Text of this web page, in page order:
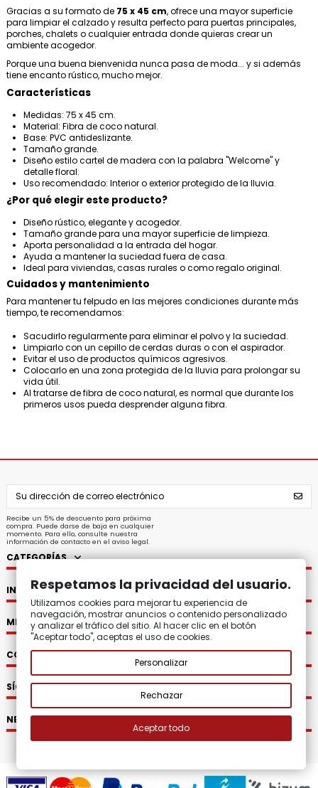
Gracias a su formato de 75 x 45 cm, ofrece una mayor superficie
para limpiar el calzado y resulta perfecto para puertas principales,
porches, chalets o cualquier entrada donde quieras crear un
ambiente acogedor.
Porque una buena bienvenida nunca pasa de moda... y si además
tiene encanto rústico, mucho mejor.
Características
Medidas: 75 x 45 cm.
Material: Fibra de coco natural.
Base: PVC antideslizante.
Tamaño grande.
Diseño estilo cartel de madera con la palabra "Welcome" y
detalle floral.
Uso recomendado: Interior o exterior protegido de la lluvia.
¿Por qué elegir este producto?
Diseño rústico, elegante y acogedor.
Tamaño grande para una mayor superficie de limpieza.
Aporta personalidad a la entrada del hogar.
Ayuda a mantener la suciedad fuera de casa.
Ideal para viviendas, casas rurales o como regalo original.
Cuidados y mantenimiento
Para mantener tu felpudo en las mejores condiciones durante más
tiempo, te recomendamos:
Sacudirlo regularmente para eliminar el polvo y la suciedad.
Limpiarlo con un cepillo de cerdas duras o con el aspirador.
Evitar el uso de productos químicos agresivos.
Colocarlo en una zona protegida de la lluvia para prolongar su
vida útil.
Al tratarse de fibra de coco natural, es normal que durante los
primeros usos pueda desprender alguna fibra.
Recibe un 5% de descuento para próxima
compra. Puede darse de baja en cualquier
momento. Para ello, consulte nuestra
información de contacto en el aviso legal.
CATEGORÍAS
INFORMACIÓN
MI CUENTA
CONTACTO
SÍGUENOS
NEWSLETTER
Respetamos la privacidad del usuario.
Utilizamos cookies para mejorar tu experiencia de
navegación, mostrar anuncios o contenido personalizado
y analizar el tráfico del sitio. Al hacer clic en el botón
"Aceptar todo", aceptas el uso de cookies.
Personalizar
Rechazar
Aceptar todo